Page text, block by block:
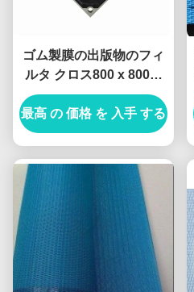
ゴム製膜の出版物のフィ
ルタ クロス800 x 800高
圧Alkaliproof
最高 の 価格 を 入手 する